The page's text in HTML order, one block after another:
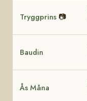
Tryggprins 📷
Baudin
Ås Måna